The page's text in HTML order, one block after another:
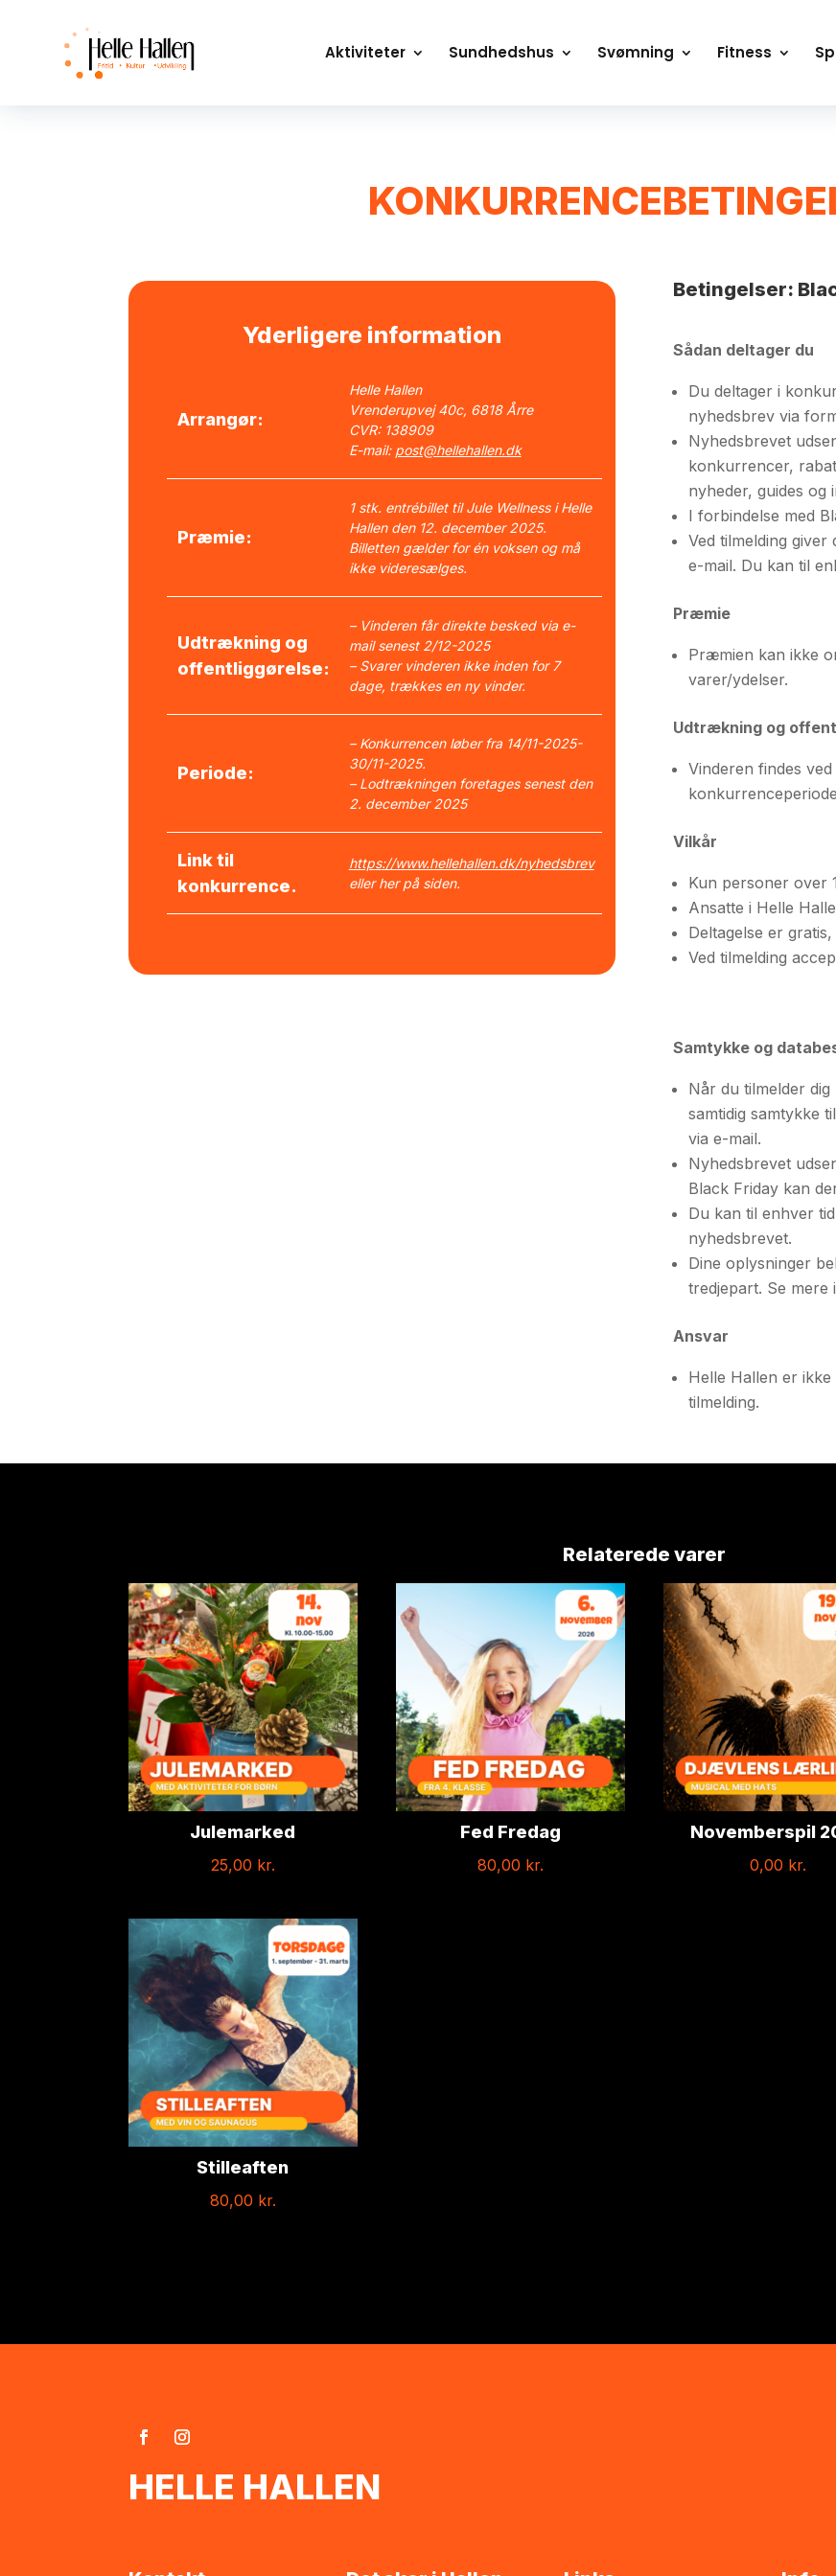
Aktiviteter Sundhedshus Svømning Fitness
Yderligere information
Arrangør:
Helle Hallen
Vrenderupvej 40c, 6818 Årre
CVR: 138909
E-mail: post@hellehallen.dk
Præmie:
1 stk. entrébillet til Jule Wellness i Helle
Hallen den 12. december 2025.
Billetten gælder for én voksen og må
ikke videresælges.
Udtrækning og
offentliggørelse:
– Vinderen får direkte besked via e-
mail senest 2/12-2025
– Svarer vinderen ikke inden for 7
dage, trækkes en ny vinder.
Periode:
– Konkurrencen løber fra 14/11-2025-
30/11-2025.
– Lodtrækningen foretages senest den
2. december 2025
Link til
konkurrence.
https://www.hellehallen.dk/nyhedsbrev
eller her på siden.
Betingelser:
Sådan deltager du
Du deltager i
nyhedsbrev via
Nyhedsbrevet
konkurrencer,
nyheder, guides og
I forbindelse med
Ved tilmelding
e-mail. Du kan til
Præmie
Præmien kan ikke
varer/ydelser.
Udtrækning og
Vinderen findes
Vilkår
Kun personer over
Ansatte i Helle
Deltagelse er
Ved tilmelding
Samtykke og
Når du tilmelder
samtidig samtykke
via e-mail.
Nyhedsbrevet
Black Friday kan
Du kan til enhver
nyhedsbrevet.
Dine oplysninger
tredjepart. Se mere
Ansvar
Helle Hallen er
tilmelding.
Relaterede varer
Julemarked
25,00 kr.
Fed Fredag
80,00 kr.
Novemberspil
0,00 kr.
Stilleaften
80,00 kr.
HELLE HALLEN